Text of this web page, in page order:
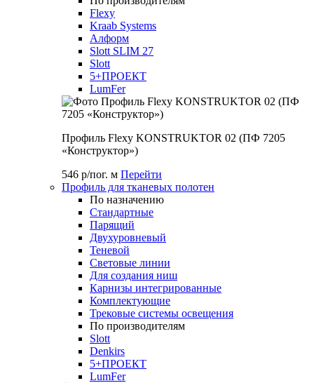
Flexy
Kraab Systems
Алформ
Slott SLIM 27
Slott
5+ПРОЕКТ
LumFer
Профиль Flexy KONSTRUKTOR 02 (ПФ 7205
«Конструктор»)
546 р/пог. м Перейти
Профиль для тканевых полотен
По назначению
Стандартные
Парящий
Двухуровневый
Теневой
Световые линии
Для создания ниш
Карнизы интегрированные
Комплектующие
Трековые системы освещения
По производителям
Slott
Denkirs
5+ПРОЕКТ
LumFer